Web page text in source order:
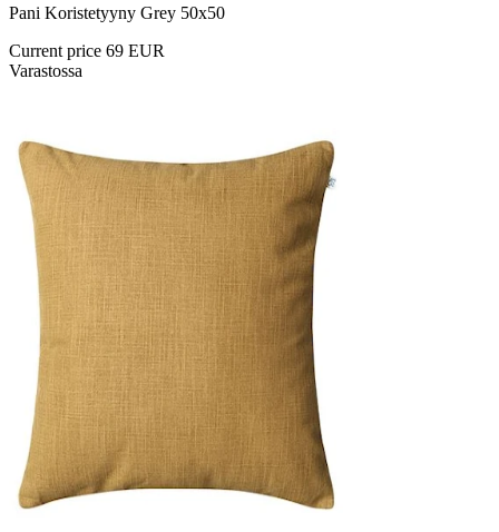
Pani Koristetyyny Grey 50x50
Current price 69 EUR
Varastossa